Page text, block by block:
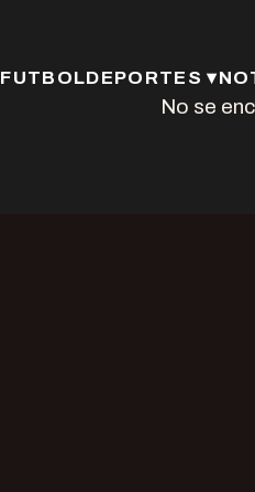
FUTBOLDEPORTES ▾
No se